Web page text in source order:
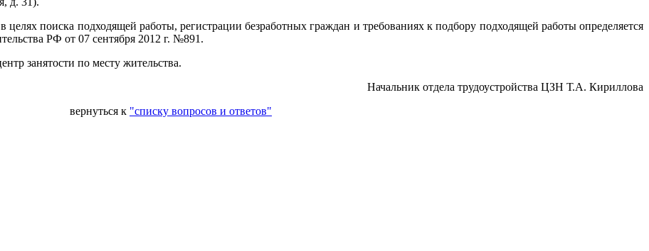
поиска подходящей работы, регистрации безработных граждан и требованиях к подбору подходящей работы определяется
РФ от 07 сентября 2012 г. №891.
занятости по месту жительства.
Начальник отдела трудоустройства ЦЗН Т.А. Кириллова
вернуться к "списку вопросов и ответов"